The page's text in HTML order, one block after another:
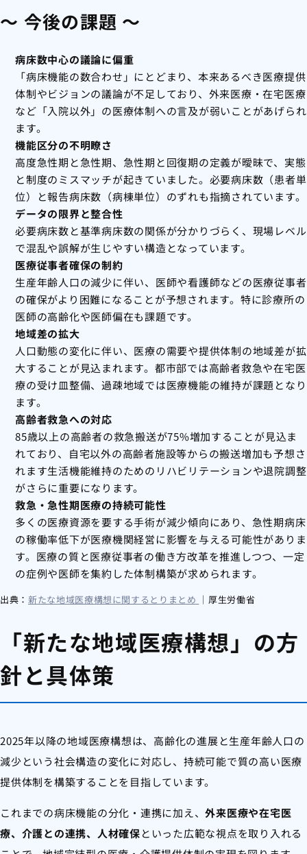
～ 今後の課題 ～
病床数中心の議論に偏重
「病床機能の数合わせ」にとどまり、本来あるべき医療提供
体制やビジョンの議論が不足しており、外来医療・在宅医療
など「入院以外」の医療体制への言及が弱いことがあげられ
ます。
機能区分の不明瞭さ
高度急性期と急性期、急性期と回復期の定義が曖昧で、実態
と制度のミスマッチが起きていました。必要病床数（患者単
位）と報告病床数（病棟単位）のずれも指摘されています。
データの限界と整合性
必要病床数と基準病床数の関係が分かりづらく、現場レベル
で混乱や誤解が生じやすい構造となっています。
医療従事者確保の制約
生産年齢人口の減少に伴い、医師や看護師などの医療従事者
の確保がより困難になることが予想されます。特に診療所の
医師の高齢化や医師偏在も課題です。
地域差の拡大
人口動態の変化に伴い、医療の需要や提供体制の地域差が拡
大することが見込まれます。都市部では高齢者救急や在宅医
療の受け皿整備、過疎地域では医療機能の維持が課題となり
ます。
高齢者救急への対応
85歳以上の高齢者の救急搬送が75%増加することが見込ま
れており、自宅以外の高齢者施設等からの搬送増加も予想さ
れます生活機能維持のためのリハビリテーションや退院調整
がさらに重要になります。
救急・急性期医療の持続可能性
多くの医療資源を要する手術が減少傾向にあり、急性期病床
の稼働率低下が医療機関経営に影響を与える可能性がありま
す。医療の質と医療従事者の働き方改革を推進しつつ、一定
の症例や医師を集約した体制構築が求められます。
出典： 新たな地域医療構想に関するとりまとめ ｜厚生労働省
「新たな地域医療構想」の方
針と具体策
2025年以降の地域医療構想は、高齢化の進展と生産年齢人口の
減少という社会構造の変化に対応し、持続可能で質の高い医療
提供体制を構築することを目指しています。
これまでの病床機能の分化・連携に加え、外来医療や在宅医
療、介護との連携、人材確保といった広範な視点を取り入れる